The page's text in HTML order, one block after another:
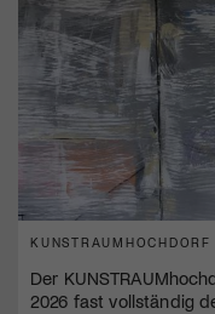
KUNSTRAUMHOCHDORF
Der
2026 fast vollständig